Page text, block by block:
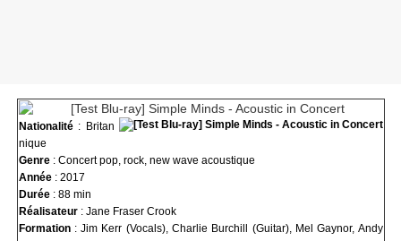
Nationalité: Britan
nique
Genre: Concert pop, rock, new wave acoustique
Année: 2017
Durée: 88 min
Réalisateur: Jane Fraser Crook
Formation: Jim Kerr (Vocals), Charlie Burchill (Guitar), Mel Gaynor, Andy